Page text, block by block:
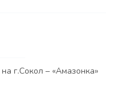
г.Сокол – «Амазонка»